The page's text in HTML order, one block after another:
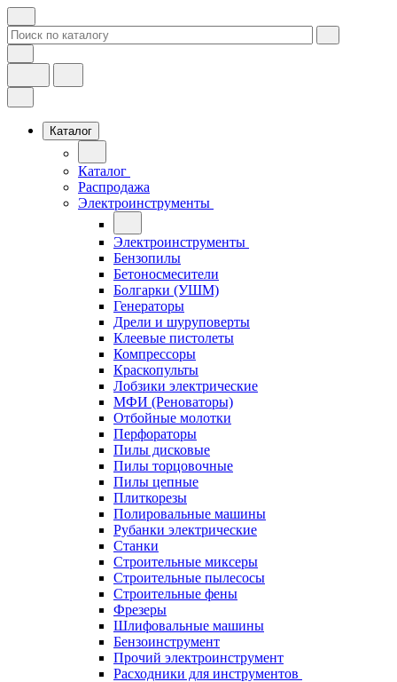
Каталог
Каталог
Распродажа
Электроинструменты
Электроинструменты
Бензопилы
Бетоносмесители
Болгарки (УШМ)
Генераторы
Дрели и шуруповерты
Клеевые пистолеты
Компрессоры
Краскопульты
Лобзики электрические
МФИ (Реноваторы)
Отбойные молотки
Перфораторы
Пилы дисковые
Пилы торцовочные
Пилы цепные
Плиткорезы
Полировальные машины
Рубанки электрические
Станки
Строительные миксеры
Строительные пылесосы
Строительные фены
Фрезеры
Шлифовальные машины
Бензоинструмент
Прочий электроинструмент
Расходники для инструментов